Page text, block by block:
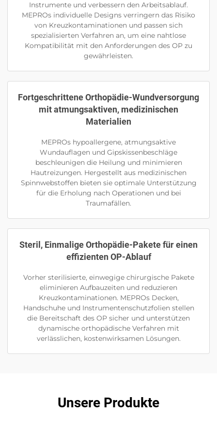
Instrumente und verbessern den Arbeitsablauf.
MEPROs individuelle Designs verringern das Risiko
von Kreuzkontaminationen und passen sich
spezialisierten Verfahren an, um eine nahtlose
Kompatibilität mit den Anforderungen des OP zu
gewährleisten.
Fortgeschrittene Orthopädie-Wundversorgung
mit atmungsaktiven, medizinischen
Materialien
MEPROs hypoallergene, atmungsaktive
Wundauflagen und Gipskissenbeschläge
beschleunigen die Heilung und minimieren
Hautreizungen. Hergestellt aus medizinischen
Spinnwebstoffen bieten sie optimale Unterstützung
für die Erholung nach Operationen und bei
Traumafällen.
Steril, Einmalige Orthopädie-Pakete für einen
effizienten OP-Ablauf
Vorher sterilisierte, einwegige chirurgische Pakete
eliminieren Aufbauzeiten und reduzieren
Kreuzkontaminationen. MEPROs Decken,
Handschuhe und Instrumentenschutzfolien stellen
die Bereitschaft des OP sicher und unterstützen
dynamische orthopädische Verfahren mit
verlässlichen, kostenwirksamen Lösungen.
Unsere Produkte